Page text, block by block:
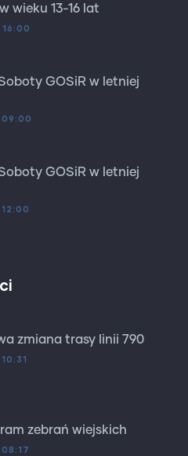
wieku 13-16 lat
GOSiR w letniej
GOSiR w letniej
zmiana trasy linii 790
zebrań wiejskich